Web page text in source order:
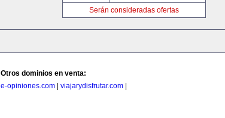
Serán consideradas ofertas
Otros dominios en venta:
e-opiniones.com
viajarydisfrutar.com